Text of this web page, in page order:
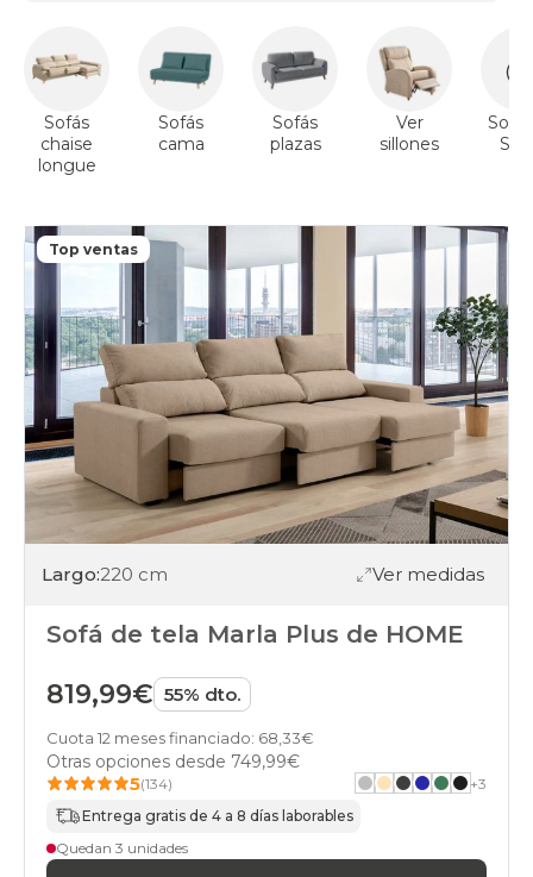
Sofás
chaise
longue
Sofás
cama
Sofás
plazas
Ver
sillones
Top ventas
Largo:220 cm Ver medidas
Sofá de tela Marla Plus de HOME
819,99€ 55% dto.
Cuota 12 meses financiado: 68,33€
Otras opciones desde 749,99€
5(134) +3
Entrega gratis de 4 a 8 días laborables
Quedan 3 unidades